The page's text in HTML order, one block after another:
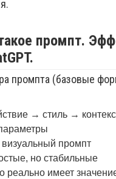
промпт.
промпта (базовые
→ стиль →
промпт
но стабильные
реально имеет